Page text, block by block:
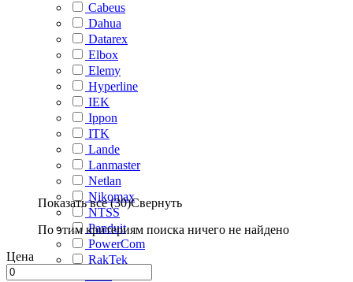
Cabeus
Dahua
Datarex
Elbox
Elemy
Hyperline
IEK
Ippon
ITK
Lande
Lanmaster
Netlan
Nikomax
NTSS
Panduit
PowerCom
RakTek
Показать все (30)Свернуть
По этим критериям поиска ничего не найдено
Цена